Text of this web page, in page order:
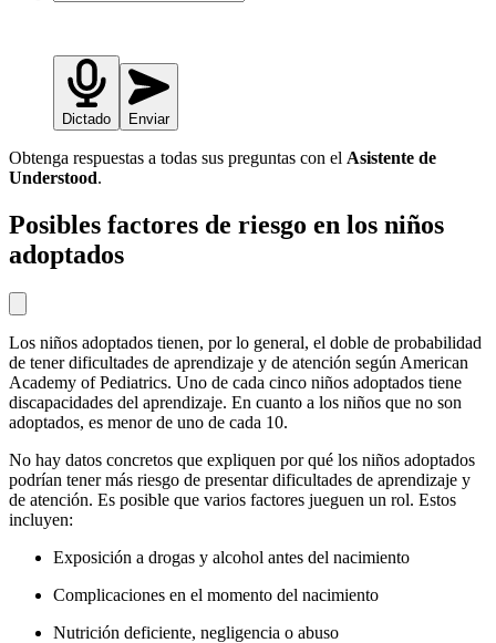
Dictado Enviar
Obtenga respuestas a todas sus preguntas con el Asistente de
Understood.
Posibles factores de riesgo en los niños
adoptados
Los niños adoptados tienen, por lo general, el doble de probabilidad
de tener dificultades de aprendizaje y de atención según American
Academy of Pediatrics. Uno de cada cinco niños adoptados tiene
discapacidades del aprendizaje. En cuanto a los niños que no son
adoptados, es menor de uno de cada 10.
No hay datos concretos que expliquen por qué los niños adoptados
podrían tener más riesgo de presentar dificultades de aprendizaje y
de atención. Es posible que varios factores jueguen un rol. Estos
incluyen:
Exposición a drogas y alcohol antes del nacimiento
Complicaciones en el momento del nacimiento
Nutrición deficiente, negligencia o abuso